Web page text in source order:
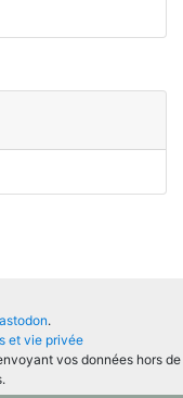
.
et vie privée
vos données hors de